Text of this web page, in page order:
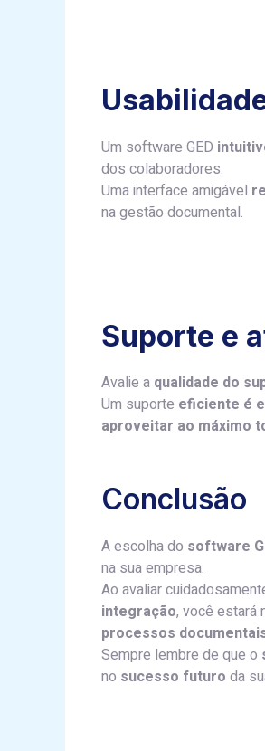
Um software GED
dos colaboradores.
Uma interface amigável
na gestão documental.
Suporte e
Avalie a qualidade do
Um suporte eficiente é
aproveitar ao máximo
Conclusão
A escolha do software
na sua empresa.
Ao avaliar
integração, você estará
processos
Sempre lembre de que o
no sucesso futuro da